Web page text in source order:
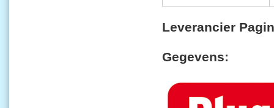
Leverancier